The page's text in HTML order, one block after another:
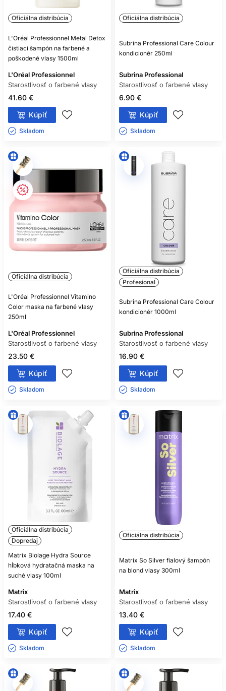
Oficiálna distribúcia
L'Oréal Professionnel Metal Detox
čistiaci šampón na farbené a
poškodené vlasy 1500ml
L'Oréal Professionnel
Starostlivosť o farbené vlasy
41.60 €
Kúpiť
Skladom ㅤ
Oficiálna distribúcia
Subrina Professional Care Colour
kondicionér 250ml
Subrina Professional
Starostlivosť o farbené vlasy
6.90 €
Kúpiť
Skladom ㅤ
Oficiálna distribúcia
L'Oréal Professionnel Vitamino
Color maska na farbené vlasy
250ml
L'Oréal Professionnel
Starostlivosť o farbené vlasy
23.50 €
Kúpiť
Skladom ㅤ
Oficiálna distribúcia
Profesional
Subrina Professional Care Colour
kondicionér 1000ml
Subrina Professional
Starostlivosť o farbené vlasy
16.90 €
Kúpiť
Skladom ㅤ
Oficiálna distribúcia
Dopredaj
Matrix Biolage Hydra Source
hĺbková hydratačná maska na
suché vlasy 100ml
Matrix
Starostlivosť o farbené vlasy
17.40 €
Kúpiť
Skladom ㅤ
Oficiálna distribúcia
Matrix So Silver fialový šampón
na blond vlasy 300ml
Matrix
Starostlivosť o farbené vlasy
13.40 €
Kúpiť
Skladom ㅤ